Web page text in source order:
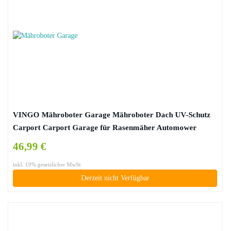
VINGO Mähroboter Garage Mähroboter Dach UV-Schutz
Carport Carport Garage für Rasenmäher Automower
46,99 €
inkl. 19% gesetzlicher MwSt.
Derzeit nicht Verfügbar